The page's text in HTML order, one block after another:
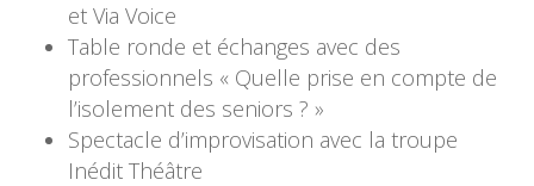
et Via Voice
Table ronde et échanges avec des
professionnels « Quelle prise en compte de
l’isolement des seniors ? »
Spectacle d’improvisation avec la troupe
Inédit Théâtre